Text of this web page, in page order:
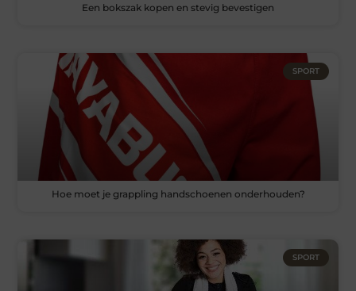
Een bokszak kopen en stevig bevestigen
SPORT
Hoe moet je grappling handschoenen onderhouden?
SPORT